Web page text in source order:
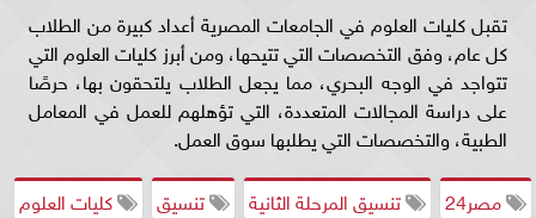
تقبل كليات العلوم في الجامعات المصرية أعداد كبيرة من الطلاب
كل عام، وفق التخصصات التي تتيحها، ومن أبرز كليات العلوم التي
تتواجد في الوجه البحري، مما يجعل الطلاب يلتحقون بها، حرصًا
على دراسة المجالات المتعددة، التي تؤهلهم للعمل في المعامل
الطبية، والتخصصات التي يطلبها سوق العمل.
مصر24
تنسيق المرحلة الثانية تنسيق
كليات العلوم